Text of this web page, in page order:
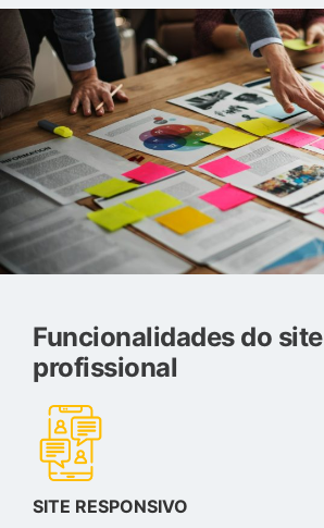
Funcionalidades do site
profissional
SITE RESPONSIVO